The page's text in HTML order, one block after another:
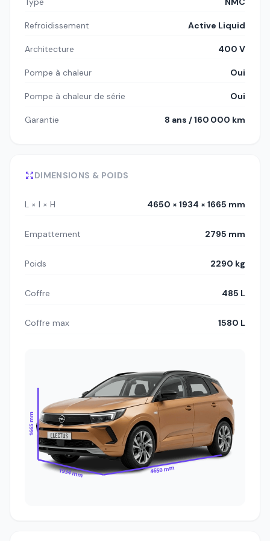
Refroidissement Active Liquid
Architecture 400 V
Pompe à chaleur Oui
Pompe à chaleur de série Oui
Garantie 8 ans / 160 000 km
DIMENSIONS & POIDS
L × l × H 4650 × 1934 × 1665 mm
Empattement 2795 mm
Poids 2290 kg
Coffre 485 L
Coffre max 1580 L
1665 mm
1934 mm 4650 mm